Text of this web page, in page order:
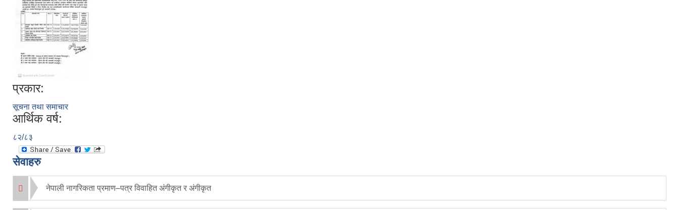
प्रकार:
सूचना तथा समाचार
आर्थिक वर्ष:
८२/८३
सेवाहरु
नेपाली नागरिकता प्रमाण–पत्र विवाहित अंगीकृत र अंगीकृत